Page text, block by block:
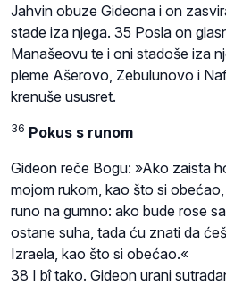
Jahvin obuze Gideona i on
stade iza njega. 35 Posla on
Manašeovu te i oni stadoše iza
pleme Ašerovo, Zebulunovo i
krenuše ususret.
36 Pokus s runom
Gideon reče Bogu: »Ako zaista
mojom rukom, kao što si
runo na gumno: ako bude rose
ostane suha, tada ću znati da
Izraela, kao što si obećao.«
38 I bî tako. Gideon urani